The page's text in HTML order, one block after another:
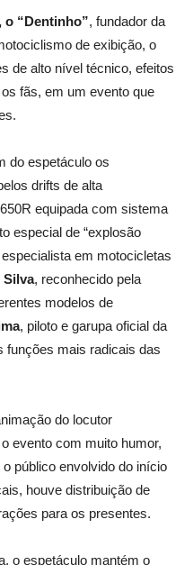
o “Dentinho”, fundador da
de exibição, o
de alto nível técnico, efeitos
fãs, em um evento que
do espetáculo os
drifts de alta
equipada com sistema
especial de “explosão
especialista em motocicletas
Silva, reconhecido pela
modelos de
, piloto e garupa oficial da
funções mais radicais das
do locutor
evento com muito humor,
público envolvido do início
houve distribuição de
para os presentes.
o espetáculo mantém o